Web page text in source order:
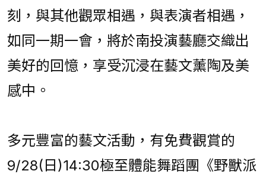
刻，與其他觀眾相遇，與表演者相遇，
如同一期一會，將於南投演藝廳交織出
美好的回憶，享受沉浸在藝文薰陶及美
感中。
多元豐富的藝文活動，有免費觀賞的
9/28(日)14:30極至體能舞蹈團《野獸派